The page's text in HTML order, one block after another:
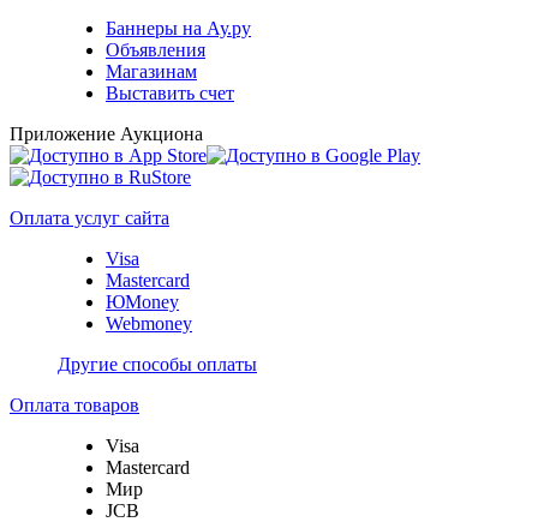
Баннеры на Ау.ру
Объявления
Магазинам
Выставить счет
Приложение Аукциона
Оплата услуг сайта
Visa
Mastercard
ЮMoney
Webmoney
Другие способы оплаты
Оплата товаров
Visa
Mastercard
Мир
JCB